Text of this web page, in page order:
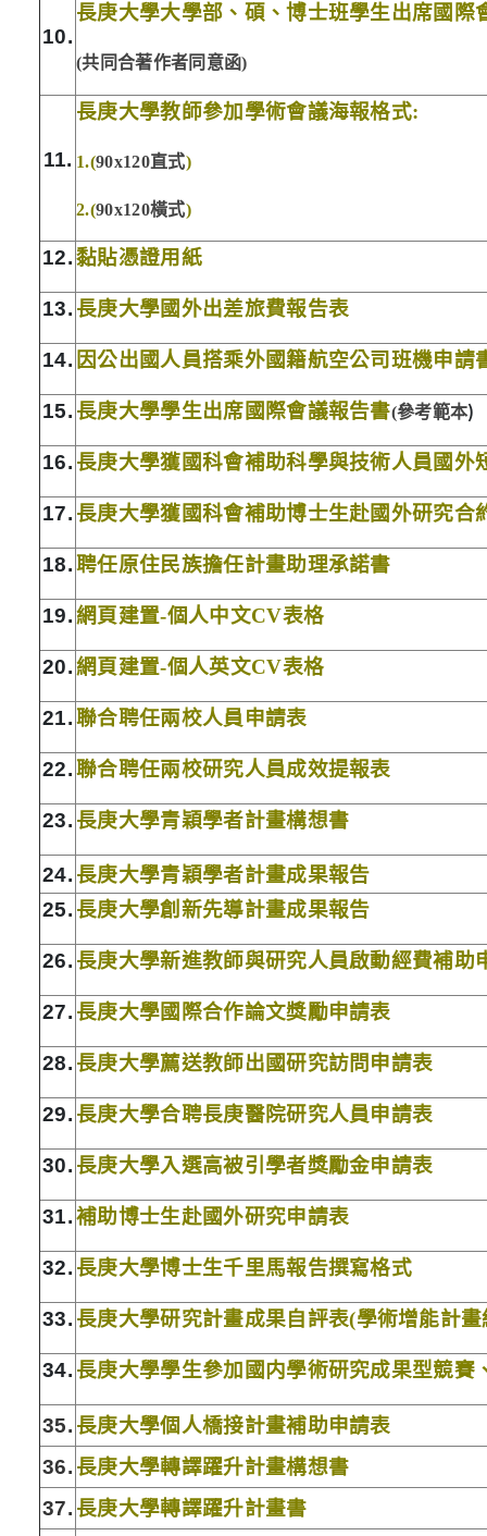
10.
長庚大學大學部、碩、博士班學生出席國際
(共同合著作者同意函)
11.
長庚大學教師參加學術會議海報格式:
1.(90x120直式)
2.(90x120橫式)
12.黏貼憑證用紙
13. 長庚大學國外出差旅費報告表
14. 因公出國人員搭乘外國籍航空公司班機申請
15. 長庚大學學生出席國際會議報告書(參考範本)
16. 長庚大學獲國科會補助科學與技術人員國外
17. 長庚大學獲國科會補助博士生赴國外研究合
18.聘任原住民族擔任計畫助理承諾書
19.網頁建置-個人中文CV表格
20.網頁建置-個人英文CV表格
21.聯合聘任兩校人員申請表
22.聯合聘任兩校研究人員成效提報表
23. 長庚大學青穎學者計畫構想書
24. 長庚大學青穎學者計畫成果報告
25. 長庚大學創新先導計畫成果報告
26. 長庚大學新進教師與研究人員啟動經費補助
27. 長庚大學國際合作論文獎勵申請表
28. 長庚大學薦送教師出國研究訪問申請表
29. 長庚大學合聘長庚醫院研究人員申請表
30. 長庚大學入選高被引學者獎勵金申請表
31.補助博士生赴國外研究申請表
32. 長庚大學博士生千里馬報告撰寫格式
33. 長庚大學研究計畫成果自評表(學術增能計
34. 長庚大學學生參加國内學術研究成果型競賽
35. 長庚大學個人橋接計畫補助申請表
36. 長庚大學轉譯躍升計畫構想書
37. 長庚大學轉譯躍升計畫書